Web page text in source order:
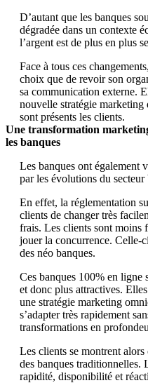
D’autant que les banques
dégradée dans un contexte
l’argent est de plus en plus
Face à tous ces
choix que de revoir son
sa communication externe.
nouvelle stratégie
sont présents les clients.
Une transformation
les banques
Les banques ont également
par les évolutions du secteur
En effet, la réglementation
clients de changer très
frais. Les clients sont moins
jouer la concurrence. Celle-
des néo banques.
Ces banques 100% en ligne
et donc plus attractives.
une stratégie marketing
s’adapter très rapidement
transformations en
Les clients se montrent
des banques traditionnelles.
rapidité, disponibilité et